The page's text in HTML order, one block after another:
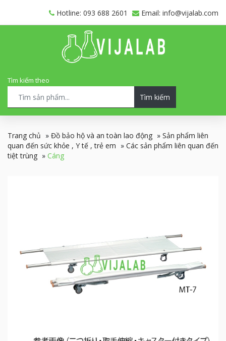
Hotline: 093 688 2601 Email: info@vijalab.com
Tìm kiếm theo
Tìm kiếm
Trang chủ » Đồ bảo hộ và an toàn lao động » Sản phẩm liên
quan đến sức khỏe , Y tế , trẻ em » Các sản phẩm liên quan đến
tiệt trùng » Cáng